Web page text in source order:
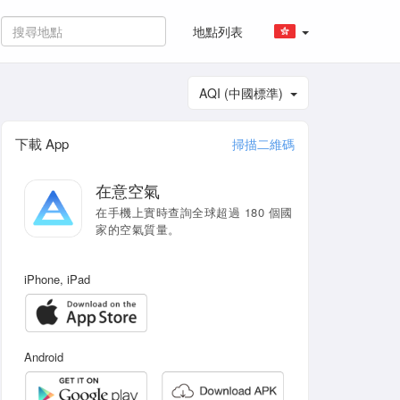
地點列表
AQI (中國標準)
下載 App 掃描二維碼
在意空氣
在手機上實時查詢全球超過 180 個國
家的空氣質量。
iPhone, iPad
Android